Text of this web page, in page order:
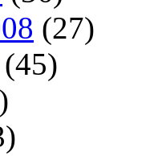
(27)
(45)